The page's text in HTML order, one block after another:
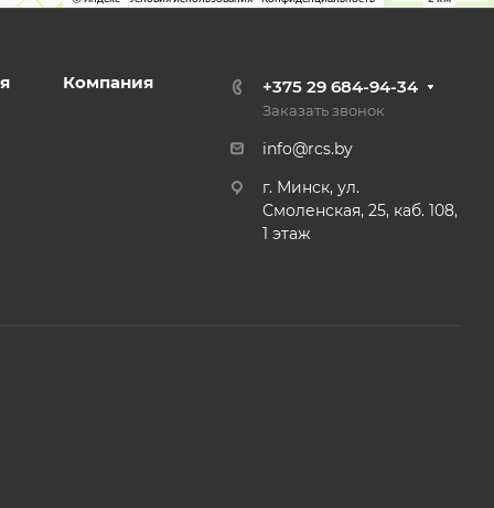
Компания +375 29 684-94-34
Заказать звонок
info@rcs.by
г. Минск, ул.
Смоленская, 25, каб. 108,
1 этаж